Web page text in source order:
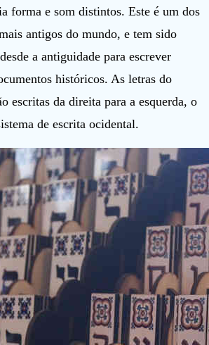
forma e som distintos. Este é um dos
antigos do mundo, e tem sido
a antiguidade para escrever
históricos. As letras do
escritas da direita para a esquerda, o
de escrita ocidental.